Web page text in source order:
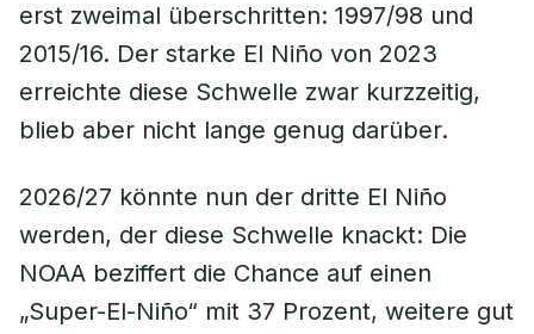
erst zweimal überschritten: 1997/98 und
2015/16. Der starke El Niño von 2023
erreichte diese Schwelle zwar kurzzeitig,
blieb aber nicht lange genug darüber.
2026/27 könnte nun der dritte El Niño
werden, der diese Schwelle knackt: Die
NOAA beziffert die Chance auf einen
„Super-El-Niño“ mit 37 Prozent, weitere gut